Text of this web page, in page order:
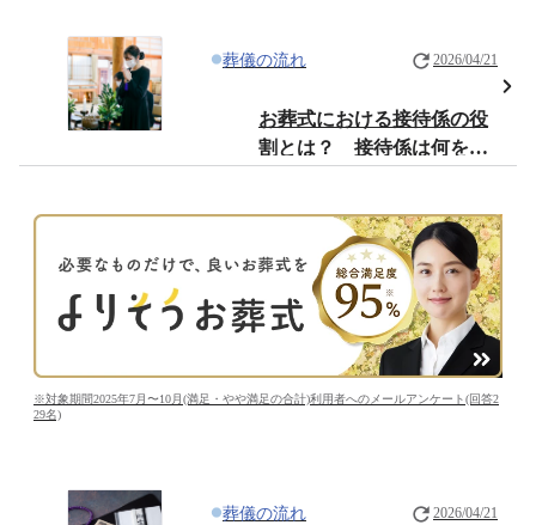
葬儀の流れ 2026/04/21
お葬式における接待係の役
割とは？ 接待係は何をす
※対象期間2025年7月〜10月(満足・やや満足の合計)利用者へのメールアンケート(回答2
29名)
葬儀の流れ 2026/04/21